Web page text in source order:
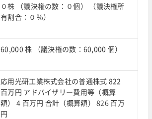
０株 （議決権の数：０個） （議決権所
有割合：０％）
60,000 株 （議決権の数：60,000 個）
応用光研工業株式会社の普通株式 822
百万円 アドバイザリー費用等（概算
額） 4 百万円 合計（概算額） 826 百万
円